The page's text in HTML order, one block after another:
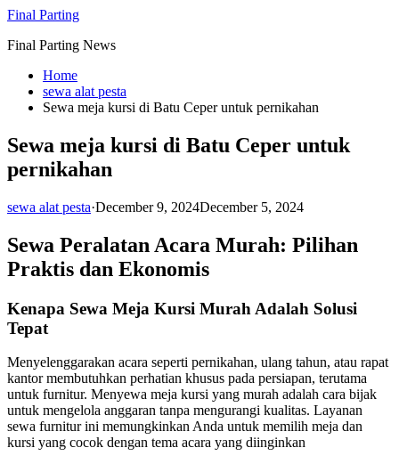
Skip
content
Final Parting
Final Parting News
Home
sewa alat pesta
Sewa meja kursi di Batu Ceper untuk pernikahan
Sewa meja kursi di Batu Ceper untuk
pernikahan
sewa alat pesta·December 9, 2024December 5, 2024
Sewa Peralatan Acara Murah: Pilihan
Praktis dan Ekonomis
Kenapa Sewa Meja Kursi Murah Adalah Solusi
Tepat
Menyelenggarakan acara seperti pernikahan, ulang tahun, atau rapat
kantor membutuhkan perhatian khusus pada persiapan, terutama
untuk furnitur. Menyewa meja kursi yang murah adalah cara bijak
untuk mengelola anggaran tanpa mengurangi kualitas. Layanan
sewa furnitur ini memungkinkan Anda untuk memilih meja dan
kursi yang cocok dengan tema acara yang diinginkan